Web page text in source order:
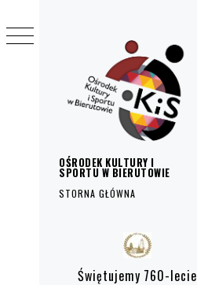
OŚRODEK KULTURY I
SPORTU W BIERUTOWIE
STORNA GŁÓWNA
Świętujemy 760-lecie